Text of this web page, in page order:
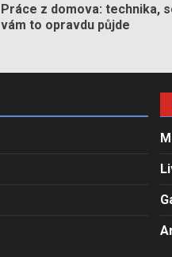
Práce z domova: technika,
vám to opravdu půjde